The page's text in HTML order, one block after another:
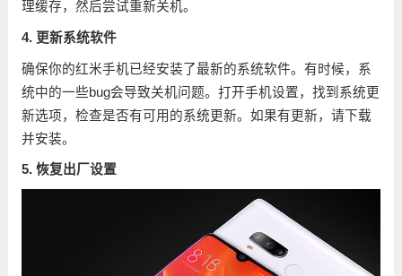
理缓存，然后尝试重新关机。
4. 更新系统软件
确保你的红米手机已经安装了最新的系统软件。有时候，系
统中的一些bug会导致关机问题。打开手机设置，找到系统更
新选项，检查是否有可用的系统更新。如果有更新，请下载
并安装。
5. 恢复出厂设置